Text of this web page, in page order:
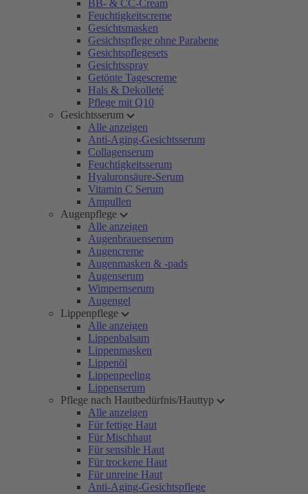
BB- & CC-Cream
Feuchtigkeitscreme
Gesichtsmasken
Gesichtspflege ohne Parabene
Gesichtspflegesets
Gesichtsspray
Getönte Tagescreme
Hals & Dekolleté
Pflege mit Q10
Gesichtsserum
Alle anzeigen
Anti-Aging-Gesichtsserum
Collagenserum
Feuchtigkeitsserum
Hyaluronsäure-Serum
Vitamin C Serum
Ampullen
Augenpflege
Alle anzeigen
Augenbrauenserum
Augencreme
Augenmasken & -pads
Augenserum
Wimpernserum
Augengel
Lippenpflege
Alle anzeigen
Lippenbalsam
Lippenmasken
Lippenöl
Lippenpeeling
Lippenserum
Pflege nach Hautbedürfnis/Hauttyp
Alle anzeigen
Für fettige Haut
Für Mischhaut
Für sensible Haut
Für trockene Haut
Für unreine Haut
Anti-Aging-Gesichtspflege